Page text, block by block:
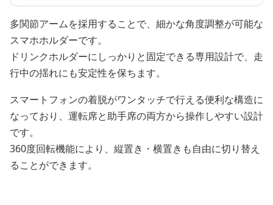
多関節アームを採用することで、細かな角度調整が可能な
スマホホルダーです。
ドリンクホルダーにしっかりと固定できる専用設計で、走
行中の揺れにも安定性を保ちます。
スマートフォンの着脱がワンタッチで行える便利な構造に
なっており、運転席と助手席の両方から操作しやすい設計
です。
360度回転機能により、縦置き・横置きも自由に切り替え
ることができます。